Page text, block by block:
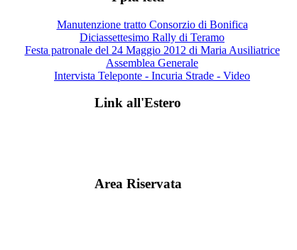
Manutenzione tratto Consorzio di Bonifica
Diciassettesimo Rally di Teramo
Festa patronale del 24 Maggio 2012 di Maria Ausiliatrice
Assemblea Generale
Intervista Teleponte - Incuria Strade - Video
Link all'Estero
Area Riservata